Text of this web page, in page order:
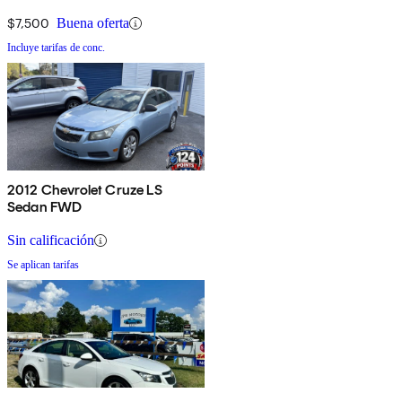
$7,500 Buena oferta
Incluye tarifas de conc.
2012 Chevrolet Cruze LS
Sedan FWD
Sin calificación
Se aplican tarifas